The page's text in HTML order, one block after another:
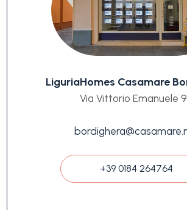
LiguriaHomes Casamare
Via Vittorio Emanuele
+39 0184 264764